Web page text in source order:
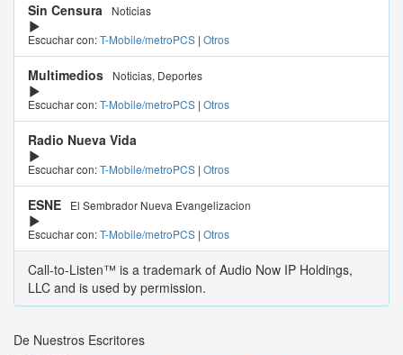
Sin Censura
Noticias
Escuchar con:T-Mobile/metroPCS | Otros
Multimedios
Noticias, Deportes
Escuchar con:T-Mobile/metroPCS | Otros
Radio Nueva Vida
Escuchar con:T-Mobile/metroPCS | Otros
ESNE
El Sembrador Nueva Evangelizacion
Escuchar con:T-Mobile/metroPCS | Otros
Call-to-Listen™ is a trademark of Audio Now IP Holdings,
LLC and is used by permission.
De Nuestros Escritores